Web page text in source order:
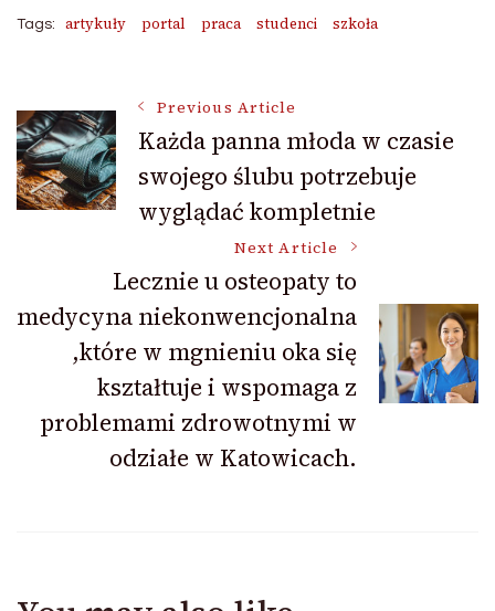
Tags: artykuły portal praca studenci szkoła
Post
Navigation
Previous Article
Każda panna młoda w czasie
swojego ślubu potrzebuje
wyglądać kompletnie
Next Article
Lecznie u osteopaty to
medycyna niekonwencjonalna
,które w mgnieniu oka się
kształtuje i wspomaga z
problemami zdrowotnymi w
odziałe w Katowicach.